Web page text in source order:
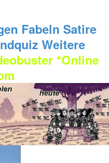
Fabeln Satire
Weitere
*Online